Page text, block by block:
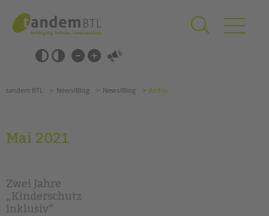
springen
Barrierefrei-
Einstellungen
überspringen
überspringen
Förderzentren
Kollegs
EFöB
tandem BTL News/Blog News/Blog Archiv
Mai 2021
Zwei Jahre
„Kinderschutz
inklusiv“